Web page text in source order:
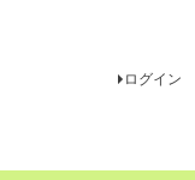
ログイン